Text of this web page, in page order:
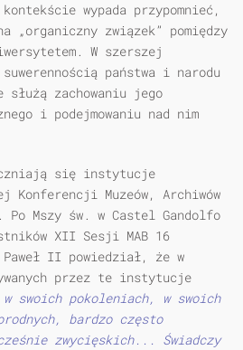
wypada przypomnieć,
„organiczny związek” pomiędzy
W szerszej
państwa i narodu
zachowaniu jego
i podejmowaniu nad nim
się instytucje
Konferencji Muzeów, Archiwów
Mszy św. w Castel Gandolfo
XII Sesji MAB 16
II powiedział, że w
przez te instytucje
swoich pokoleniach, w swoich
bardzo często
zwycięskich... Świadczy